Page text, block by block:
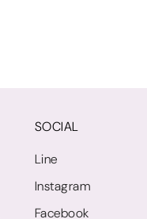
SOCIAL
Line
Instagram
Facebook